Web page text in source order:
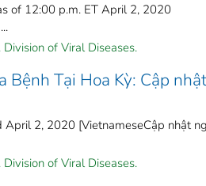
of 12:00 p.m. ET April 2, 2020
of Viral Diseases.
Tại Hoa Kỳ: Cập nhật
April 2, 2020 [VietnameseCập nhật
of Viral Diseases.